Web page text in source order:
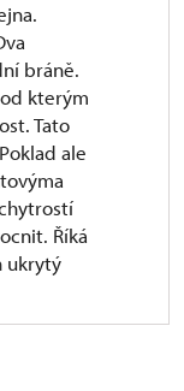
bráně.
kterým
Tato
ale
Říká
ukrytý